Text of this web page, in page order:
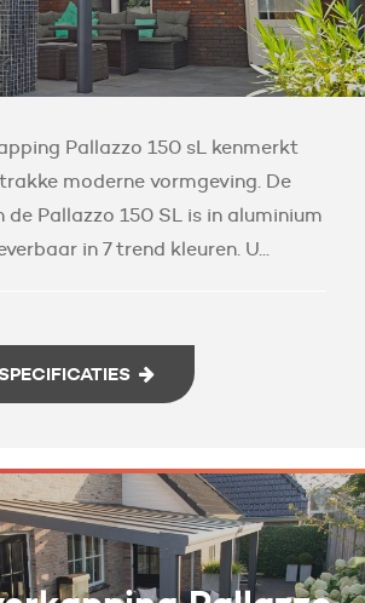
Pallazzo 150 sL kenmerkt
moderne vormgeving. De
Pallazzo 150 SL is in aluminium
in 7 trend kleuren. U...